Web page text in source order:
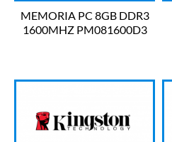
MEMORIA PC 8GB DDR3
1600MHZ PM081600D3